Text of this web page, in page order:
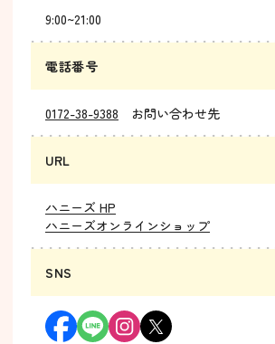
9:00~21:00
電話番号
0172-38-9388 お問い合わせ先
URL
ハニーズ HP
ハニーズオンラインショップ
SNS